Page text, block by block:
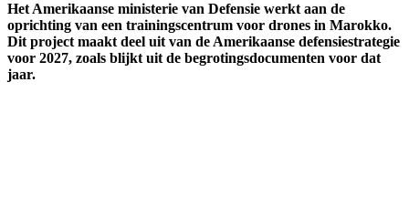
Het Amerikaanse ministerie van Defensie werkt aan de
oprichting van een trainingscentrum voor drones in Marokko.
Dit project maakt deel uit van de Amerikaanse defensiestrategie
voor 2027, zoals blijkt uit de begrotingsdocumenten voor dat
jaar.